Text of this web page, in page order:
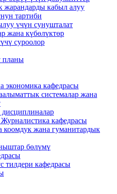
жарандарды кабыл алуу
тартиби
үчүн сунушталат
жана күбөлүктөр
суроолор
планы
экономика кафедрасы
системалар жана
кафедрасы
жана гуманитардык
бөлүмү
тилдери кафедрасы